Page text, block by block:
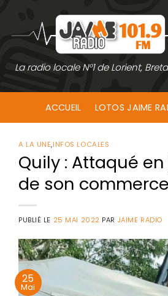
contenu
La radio locale N°1 de Lorient,
ACCUEIL LOTOS JAIME
A LA UNE,INFOS LOCALES
Quily : Attaqué
de son
PUBLIÉ LE 25 MAI 2022 PAR JAIME RADIO
25
Mai